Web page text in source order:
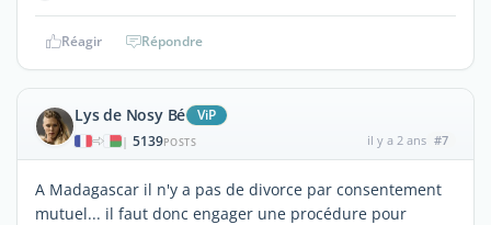
Réagir Répondre
Lys de Nosy Bé ViP
| 5139POSTS il y a 2 ans #7
A Madagascar il n'y a pas de divorce par consentement
mutuel... il faut donc engager une procédure pour